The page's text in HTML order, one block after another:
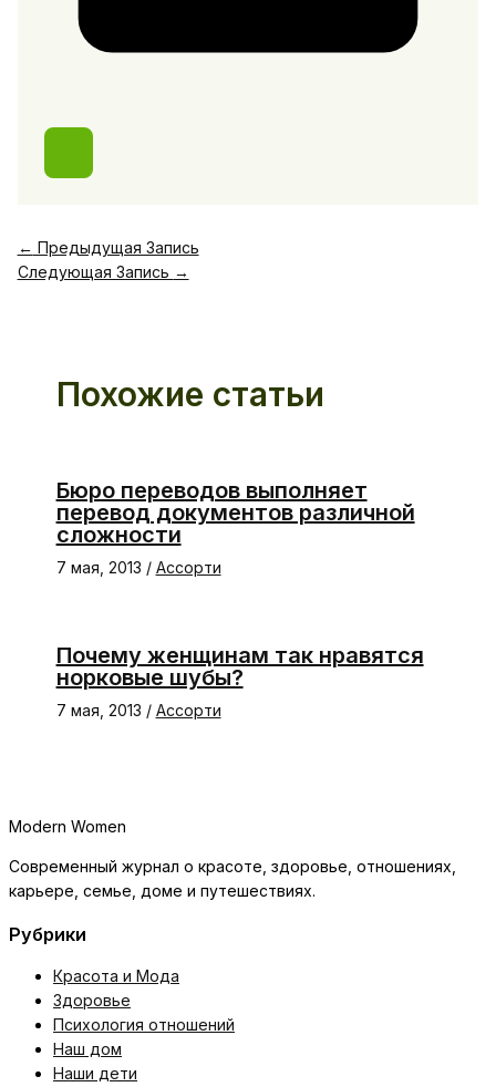
← Предыдущая Запись
Следующая Запись →
Похожие статьи
Бюро переводов выполняет
перевод документов различной
сложности
7 мая, 2013 / Ассорти
Почему женщинам так нравятся
норковые шубы?
7 мая, 2013 / Ассорти
Modern Women
Современный журнал о красоте, здоровье, отношениях,
карьере, семье, доме и путешествиях.
Рубрики
Красота и Мода
Здоровье
Психология отношений
Наш дом
Наши дети